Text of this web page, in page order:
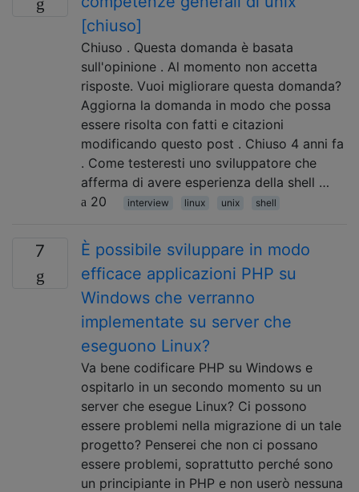
[chiuso]
Chiuso . Questa domanda è basata
sull'opinione . Al momento non accetta
risposte. Vuoi migliorare questa domanda?
Aggiorna la domanda in modo che possa
essere risolta con fatti e citazioni
modificando questo post . Chiuso 4 anni fa
. Come testeresti uno sviluppatore che
afferma di avere esperienza della shell …
20
interview linux unix shell
7
È possibile sviluppare in modo
efficace applicazioni PHP su
Windows che verranno
implementate su server che
eseguono Linux?
Va bene codificare PHP su Windows e
ospitarlo in un secondo momento su un
server che esegue Linux? Ci possono
essere problemi nella migrazione di un tale
progetto? Penserei che non ci possano
essere problemi, soprattutto perché sono
un principiante in PHP e non userò nessuna